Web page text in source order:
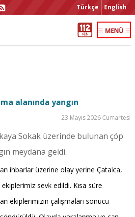
Türkçe English
alanında yangın
23 Mayıs 2026 Cumartesi
Sokak üzerinde bulunan çöp
meydana geldi.
ihbarlar üzerine olay yerine Çatalca,
sevk edildi. Kısa süre
ekiplerimizin çalışmaları sonucu